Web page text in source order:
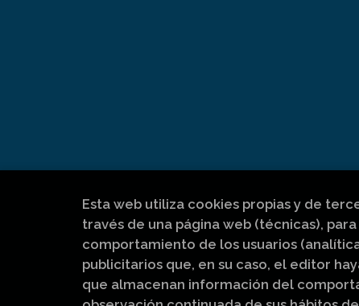
Esta web utiliza cookies propias y de
través de una página web (técnicas),
comportamiento de los usuarios
publicitarios que, en su caso, el editor
que almacenan información del